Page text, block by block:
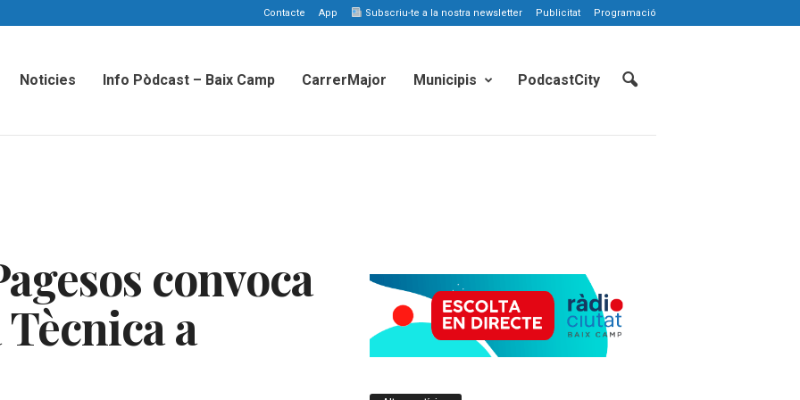
Contacte App Subscriu-te a la nostra newsletter Publicitat Programació
Noticies Info Pòdcast – Baix Camp CarrerMajor Municipis PodcastCity
convoca
a